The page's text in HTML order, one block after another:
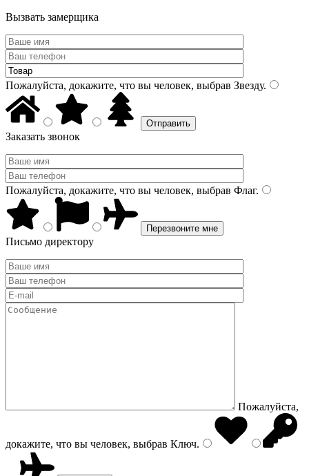
Вызвать замерщика
Пожалуйста, докажите, что вы человек, выбрав Звезду.
Заказать звонок
Пожалуйста, докажите, что вы человек, выбрав Флаг.
Письмо директору
Пожалуйста,
докажите, что вы человек, выбрав Ключ.